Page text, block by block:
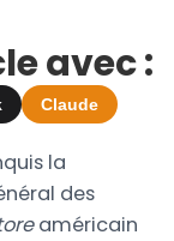
avec :
Claude
la
des
américain